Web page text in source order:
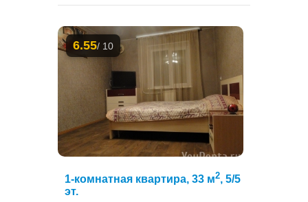
6.55/ 10
1-комнатная квартира, 33 м2, 5/5
эт.